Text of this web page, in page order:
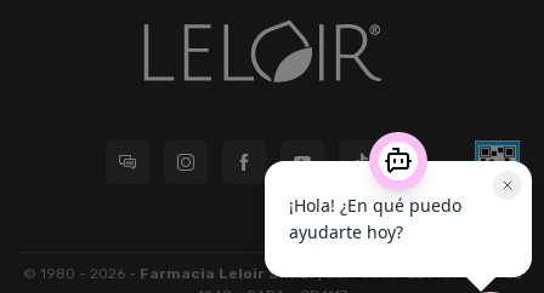
© 1980 - 2026 - Farmacia Leloir S.R.L.
| CUIT 33609220789 - Larrea